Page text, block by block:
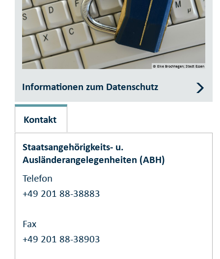
© Elke Brochhagen; Stadt Essen
Informationen zum Datenschutz
Kontakt
Staatsangehörigkeits- u.
Ausländerangelegenheiten (ABH)
Telefon
+49 201 88-38883
Fax
+49 201 88-38903